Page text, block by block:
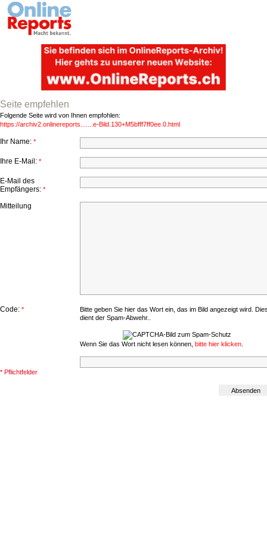
Seite empfehlen
Folgende Seite wird von Ihnen empfohlen:
https://archiv2.onlinereports.......e-Bild.130+M5bfff7ff0ee.0.html
Ihr Name: *
Ihre E-Mail: *
E-Mail des
Empfängers: *
Mitteilung
Code: *
Bitte geben Sie hier das Wort ein, das im Bild angezeigt wird.
dient der Spam-Abwehr..
Wenn Sie das Wort nicht lesen können, bitte hier klicken
* Pflichtfelder